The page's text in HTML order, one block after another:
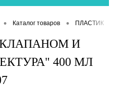
• Каталог товаров • ПЛАСТИК
И
400 МЛ